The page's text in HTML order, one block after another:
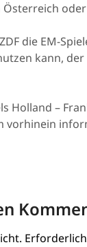
die EM-
kann,
Holland –
vorhinein